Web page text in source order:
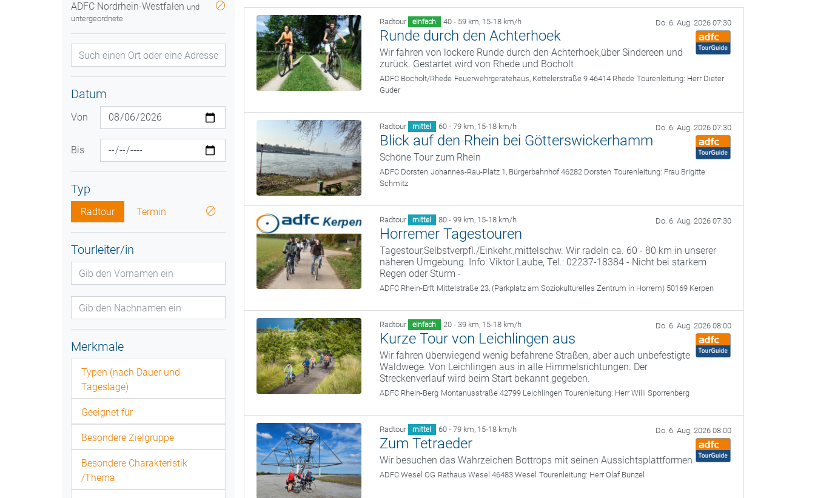
ADFC Nordrhein-Westfalen und
untergeordnete
Datum
Von
Bis
Typ
Radtour Termin
Tourleiter/in
Merkmale
Typen (nach Dauer und
Tageslage)
Geeignet für
Besondere Zielgruppe
Besondere Charakteristik
/Thema
Radtour einfach 40 - 59 km, 15-18 km/h Do. 6. Aug. 2026 07:30
Runde durch den Achterhoek
Wir fahren von lockere Runde durch den Achterhoek,über Sindereen und
zurück. Gestartet wird von Rhede und Bocholt
ADFC Bocholt/Rhede Feuerwehrgerätehaus, Kettelerstraße 9 46414 Rhede Tourenleitung: Herr Dieter
Guder
Radtour mittel 60 - 79 km, 15-18 km/h Do. 6. Aug. 2026 07:30
Blick auf den Rhein bei Götterswickerhamm
Schöne Tour zum Rhein
ADFC Dorsten Johannes-Rau-Platz 1, Bürgerbahnhof 46282 Dorsten Tourenleitung: Frau Brigitte
Schmitz
Radtour mittel 80 - 99 km, 15-18 km/h Do. 6. Aug. 2026 07:30
Horremer Tagestouren
Tagestour,Selbstverpfl./Einkehr.,mittelschw. Wir radeln ca. 60 - 80 km in unserer
näheren Umgebung. Info: Viktor Laube, Tel.: 02237-18384 - Nicht bei starkem
Regen oder Sturm -
ADFC Rhein-Erft Mittelstraße 23, (Parkplatz am Soziokulturelles Zentrum in Horrem) 50169 Kerpen
Radtour einfach 20 - 39 km, 15-18 km/h Do. 6. Aug. 2026 08:00
Kurze Tour von Leichlingen aus
Wir fahren überwiegend wenig befahrene Straßen, aber auch unbefestigte
Waldwege. Von Leichlingen aus in alle Himmelsrichtungen. Der
Streckenverlauf wird beim Start bekannt gegeben.
ADFC Rhein-Berg Montanusstraße 42799 Leichlingen Tourenleitung: Herr Willi Sporrenberg
Radtour mittel 60 - 79 km, 15-18 km/h Do. 6. Aug. 2026 08:00
Zum Tetraeder
Wir besuchen das Wahrzeichen Bottrops mit seinen Aussichtsplattformen
ADFC Wesel OG Rathaus Wesel 46483 Wesel Tourenleitung: Herr Olaf Bunzel